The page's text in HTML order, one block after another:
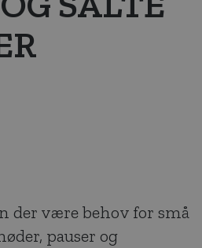
der være behov for små
pauser og